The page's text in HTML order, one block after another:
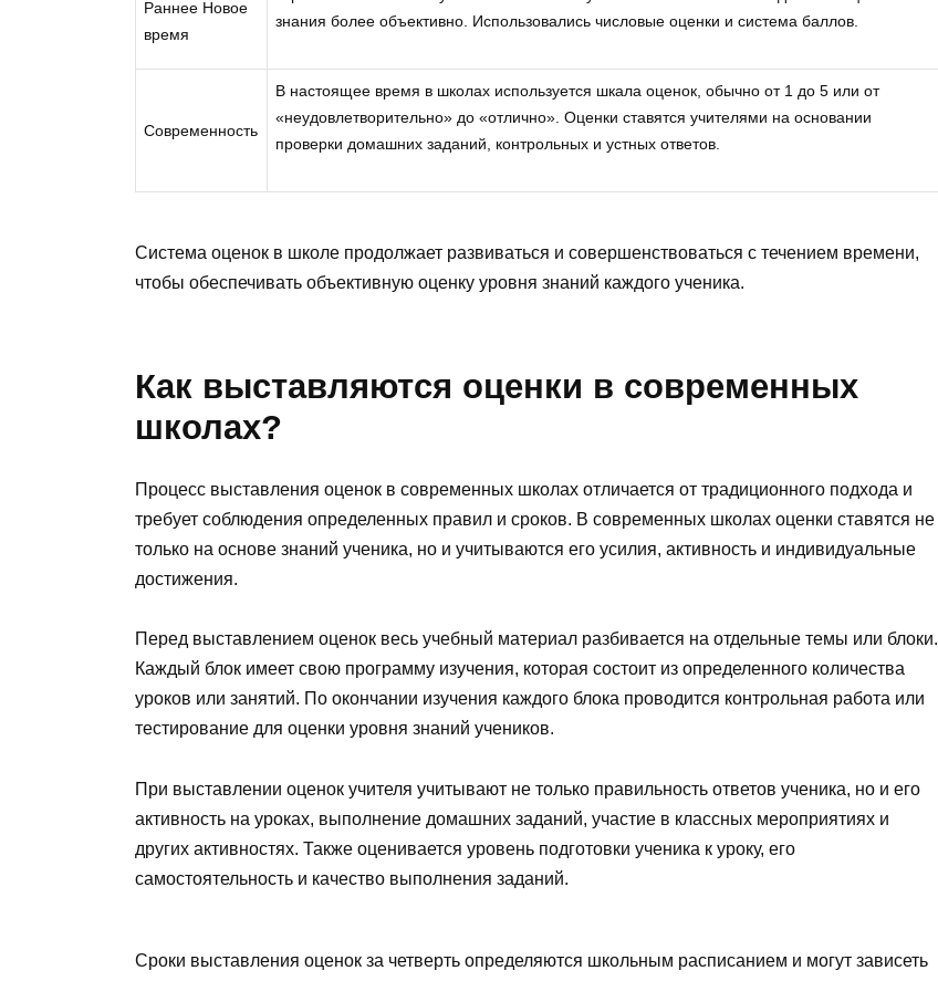
Раннее Новое
время
знания более объективно. Использовались числовые оценки и система баллов.
Современность
В настоящее время в школах используется шкала оценок, обычно от 1 до 5 или от
«неудовлетворительно» до «отлично». Оценки ставятся учителями на основании
проверки домашних заданий, контрольных и устных ответов.
Система оценок в школе продолжает развиваться и совершенствоваться с течением времени,
чтобы обеспечивать объективную оценку уровня знаний каждого ученика.
Как выставляются оценки в современных
школах?
Процесс выставления оценок в современных школах отличается от традиционного подхода и
требует соблюдения определенных правил и сроков. В современных школах оценки ставятся не
только на основе знаний ученика, но и учитываются его усилия, активность и индивидуальные
достижения.
Перед выставлением оценок весь учебный материал разбивается на отдельные темы или блоки.
Каждый блок имеет свою программу изучения, которая состоит из определенного количества
уроков или занятий. По окончании изучения каждого блока проводится контрольная работа или
тестирование для оценки уровня знаний учеников.
При выставлении оценок учителя учитывают не только правильность ответов ученика, но и его
активность на уроках, выполнение домашних заданий, участие в классных мероприятиях и
других активностях. Также оценивается уровень подготовки ученика к уроку, его
самостоятельность и качество выполнения заданий.
Сроки выставления оценок за четверть определяются школьным расписанием и могут зависеть